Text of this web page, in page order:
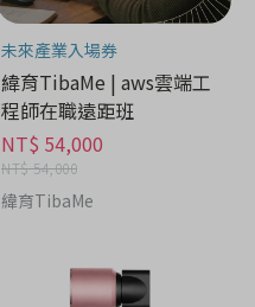
未來產業入場券
緯育TibaMe | aws雲端工
程師在職遠距班
NT$ 54,000
NT$ 54,000
緯育TibaMe